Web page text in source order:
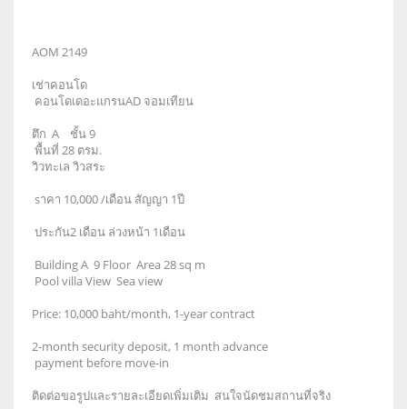
AOM 2149
เช่าคอนโด
คอนโดเดอะแกรนAD จอมเทียน
ตึก A ชั้น 9
พื้นที่ 28 ตรม.
วิวทะเล วิวสระ
sาคา 10,000 /เดือน สัญญา 1ปี
ประกัน2 เดือน ล่วงหน้า 1เดือน
Building A 9 Floor Area 28 sq m
Pool villa View Sea view
Price: 10,000 baht/month, 1-year contract
2-month security deposit, 1 month advance
payment before move-in
ติดต่อขอรูปและรายละเอียดเพิ่มเติม สนใจนัดชมสถานที่จริง